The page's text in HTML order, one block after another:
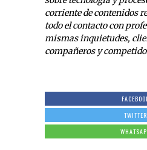
corriente de contenidos
todo el contacto con
mismas inquietudes,
compañeros y
TWITTER